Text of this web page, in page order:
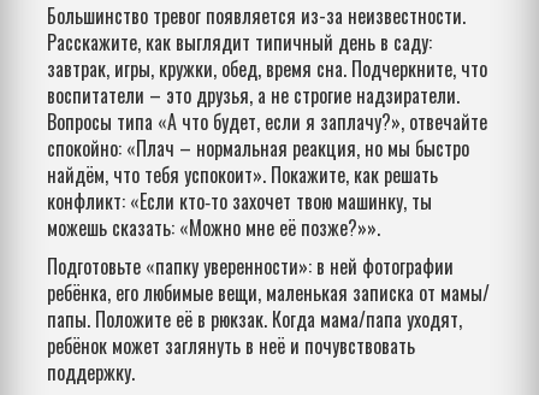
Большинство тревог появляется из-за неизвестности.
Расскажите, как выглядит типичный день в саду:
завтрак, игры, кружки, обед, время сна. Подчеркните, что
воспитатели – это друзья, а не строгие надзиратели.
Вопросы типа «А что будет, если я заплачу?», отвечайте
спокойно: «Плач – нормальная реакция, но мы быстро
найдём, что тебя успокоит». Покажите, как решать
конфликт: «Если кто‑то захочет твою машинку, ты
можешь сказать: «Можно мне её позже?»».
Подготовьте «папку уверенности»: в ней фотографии
ребёнка, его любимые вещи, маленькая записка от мамы/
папы. Положите её в рюкзак. Когда мама/папа уходят,
ребёнок может заглянуть в неё и почувствовать
поддержку.